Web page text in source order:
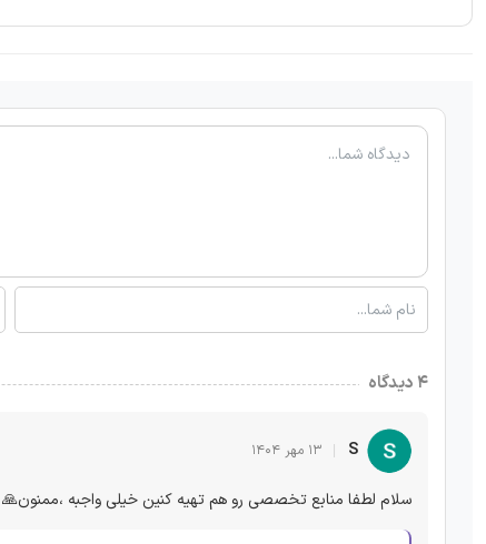
۴ دیدگاه
S ۱۳ مهر ۱۴۰۴
سلام لطفا منابع تخصصی رو هم تهیه کنین خیلی واجبه ،ممنون🙏